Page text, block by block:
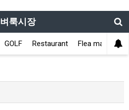
벼룩시장
GOLF Restaurant Flea market